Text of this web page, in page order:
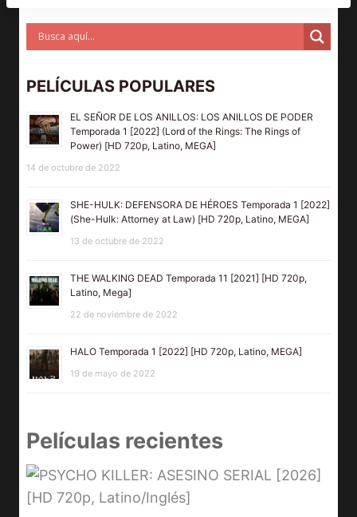
PELÍCULAS POPULARES
EL SEÑOR DE LOS ANILLOS: LOS ANILLOS DE PODER
Temporada 1 [2022] (Lord of the Rings: The Rings of
Power) [HD 720p, Latino, MEGA]
14 de octubre de 2022
SHE-HULK: DEFENSORA DE HÉROES Temporada 1 [2022]
(She-Hulk: Attorney at Law) [HD 720p, Latino, MEGA]
13 de octubre de 2022
THE WALKING DEAD Temporada 11 [2021] [HD 720p,
Latino, Mega]
22 de noviembre de 2022
HALO Temporada 1 [2022] [HD 720p, Latino, MEGA]
19 de mayo de 2022
Películas recientes